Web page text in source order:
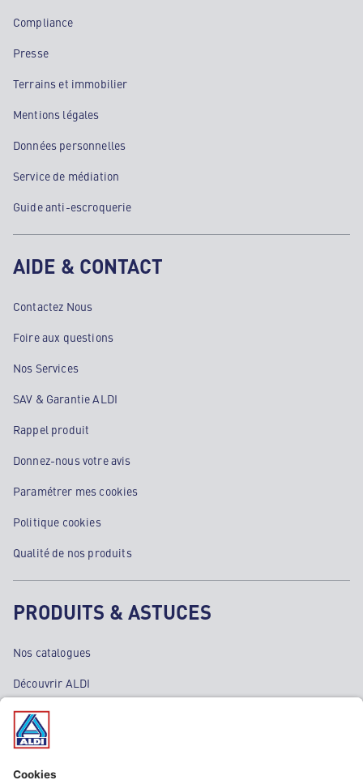
Compliance
Presse
Terrains et immobilier
Mentions légales
Données personnelles
Service de médiation
Guide anti-escroquerie
AIDE & CONTACT
Contactez Nous
Foire aux questions
Nos Services
SAV & Garantie ALDI
Rappel produit
Donnez-nous votre avis
Paramétrer mes cookies
Politique cookies
Qualité de nos produits
PRODUITS & ASTUCES
Nos catalogues
Découvrir ALDI
Nos bons plans
Nos rayons
Nos marques